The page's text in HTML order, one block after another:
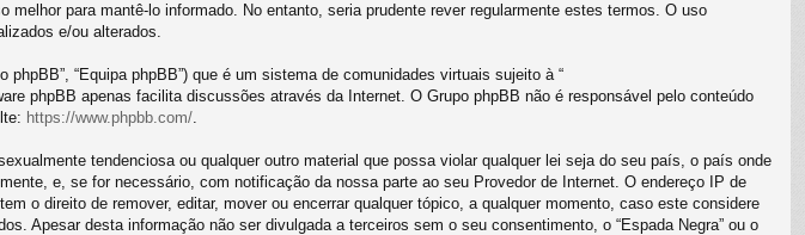
para mantê-lo informado. No entanto, seria prudente rever regularmente estes termos. O uso
e/ou alterados.
phpBB”, “Equipa phpBB”) que é um sistema de comunidades virtuais sujeito à “
phpBB apenas facilita discussões através da Internet. O Grupo phpBB não é responsável pelo conteúdo
https://www.phpbb.com/.
tendenciosa ou qualquer outro material que possa violar qualquer lei seja do seu país, o país onde
e, se for necessário, com notificação da nossa parte ao seu Provedor de Internet. O endereço IP de
o direito de remover, editar, mover ou encerrar qualquer tópico, a qualquer momento, caso este considere
Apesar desta informação não ser divulgada a terceiros sem o seu consentimento, o “Espada Negra” ou o